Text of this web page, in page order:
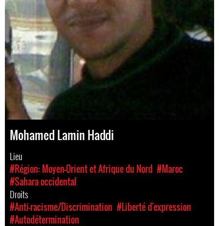
Mohamed Lamin Haddi
Lieu
#Région: Moyen-Orient et Afrique du Nord #Maroc
#Sahara occidental
Droits
#Anti-racisme/Discrimination #Liberté d'expression
#Autodétermination